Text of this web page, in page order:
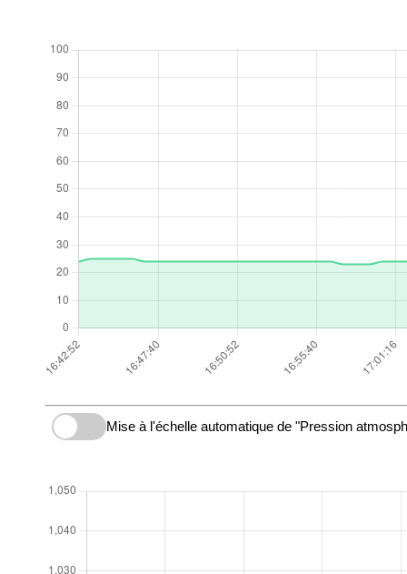
Mise à l'échelle automatique de "Pression